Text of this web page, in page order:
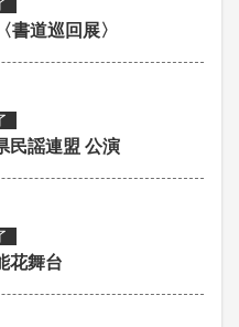
書道巡回展〉
謡連盟 公演
花舞台